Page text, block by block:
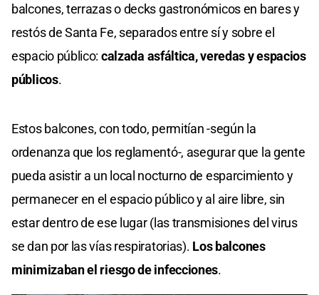
balcones, terrazas o decks gastronómicos en bares y
restós de Santa Fe, separados entre sí y sobre el
espacio público: calzada asfáltica, veredas y espacios
públicos.
Estos balcones, con todo, permitían -según la
ordenanza que los reglamentó-, asegurar que la gente
pueda asistir a un local nocturno de esparcimiento y
permanecer en el espacio público y al aire libre, sin
estar dentro de ese lugar (las transmisiones del virus
se dan por las vías respiratorias). Los balcones
minimizaban el riesgo de infecciones.